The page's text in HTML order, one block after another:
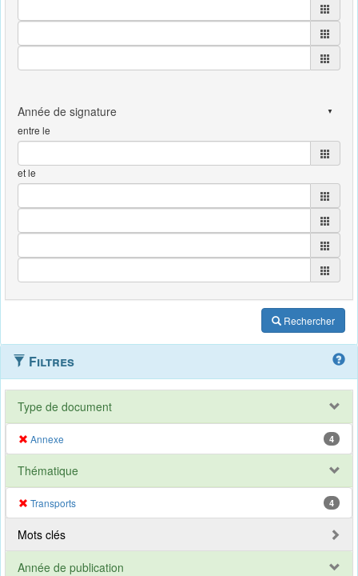
entre le
et le
Rechercher
Filtres
Type de document
Annexe 4
Thématique
Transports 4
Mots clés
Année de publication